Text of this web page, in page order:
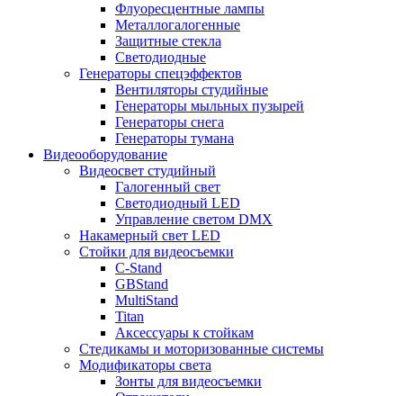
Флуоресцентные лампы
Металлогалогенные
Защитные стекла
Светодиодные
Генераторы спецэффектов
Вентиляторы студийные
Генераторы мыльных пузырей
Генераторы снега
Генераторы тумана
Видеооборудование
Видеосвет студийный
Галогенный свет
Светодиодный LED
Управление светом DMX
Накамерный свет LED
Стойки для видеосъемки
C-Stand
GBStand
MultiStand
Titan
Аксессуары к стойкам
Стедикамы и моторизованные системы
Модификаторы света
Зонты для видеосъемки